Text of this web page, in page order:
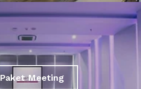
Paket Meeting